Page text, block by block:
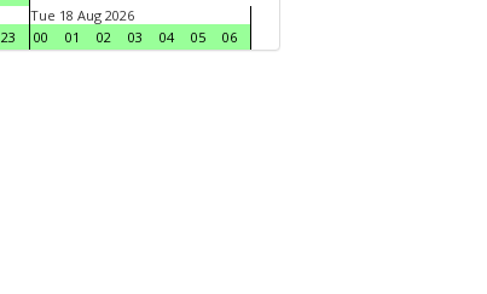
23
Tue 18 Aug 2026
00
01 02 03 04 05 06